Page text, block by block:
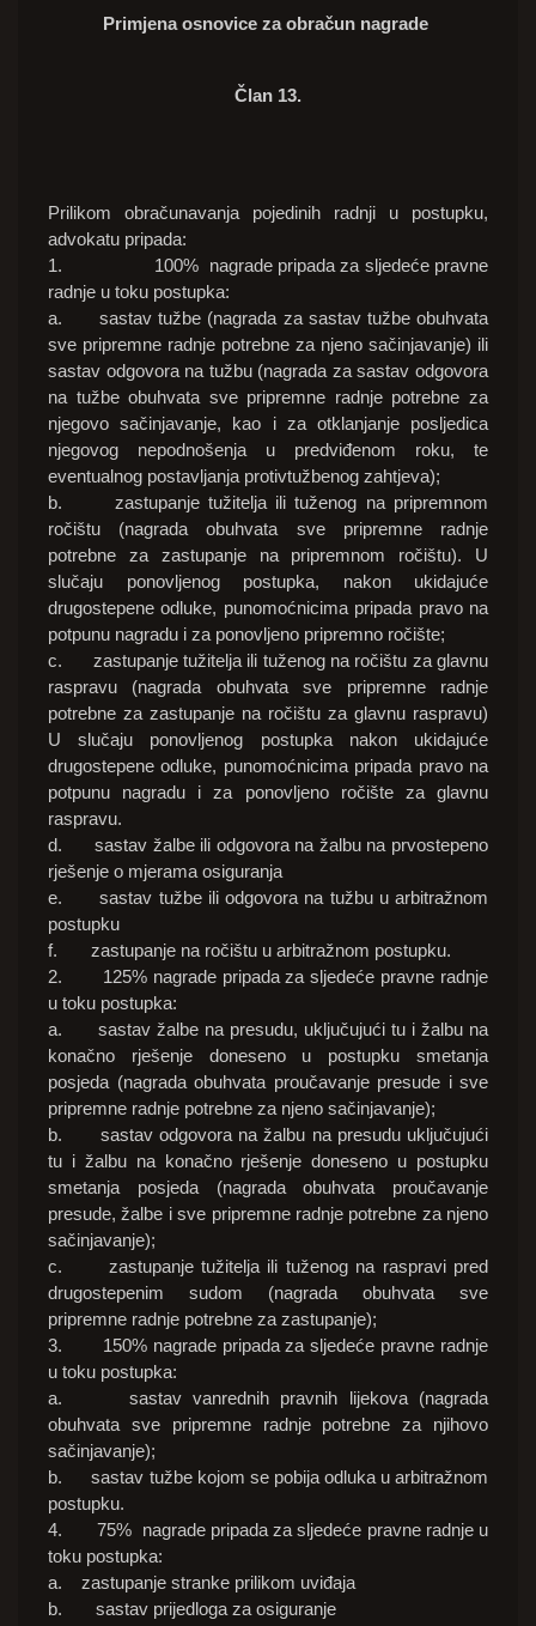
Primjena osnovice za obračun nagrade
Član 13.
Prilikom obračunavanja pojedinih radnji u postupku,
advokatu pripada:
1. 100% nagrade pripada za sljedeće pravne
radnje u toku postupka:
a. sastav tužbe (nagrada za sastav tužbe obuhvata
sve pripremne radnje potrebne za njeno sačinjavanje) ili
sastav odgovora na tužbu (nagrada za sastav odgovora
na tužbe obuhvata sve pripremne radnje potrebne za
njegovo sačinjavanje, kao i za otklanjanje posljedica
njegovog nepodnošenja u predviđenom roku, te
eventualnog postavljanja protivtužbenog zahtjeva);
b. zastupanje tužitelja ili tuženog na pripremnom
ročištu (nagrada obuhvata sve pripremne radnje
potrebne za zastupanje na pripremnom ročištu). U
slučaju ponovljenog postupka, nakon ukidajuće
drugostepene odluke, punomoćnicima pripada pravo na
potpunu nagradu i za ponovljeno pripremno ročište;
c. zastupanje tužitelja ili tuženog na ročištu za glavnu
raspravu (nagrada obuhvata sve pripremne radnje
potrebne za zastupanje na ročištu za glavnu raspravu)
U slučaju ponovljenog postupka nakon ukidajuće
drugostepene odluke, punomoćnicima pripada pravo na
potpunu nagradu i za ponovljeno ročište za glavnu
raspravu.
d. sastav žalbe ili odgovora na žalbu na prvostepeno
rješenje o mjerama osiguranja
e. sastav tužbe ili odgovora na tužbu u arbitražnom
postupku
f. zastupanje na ročištu u arbitražnom postupku.
2. 125% nagrade pripada za sljedeće pravne radnje
u toku postupka:
a. sastav žalbe na presudu, uključujući tu i žalbu na
konačno rješenje doneseno u postupku smetanja
posjeda (nagrada obuhvata proučavanje presude i sve
pripremne radnje potrebne za njeno sačinjavanje);
b. sastav odgovora na žalbu na presudu uključujući
tu i žalbu na konačno rješenje doneseno u postupku
smetanja posjeda (nagrada obuhvata proučavanje
presude, žalbe i sve pripremne radnje potrebne za njeno
sačinjavanje);
c. zastupanje tužitelja ili tuženog na raspravi pred
drugostepenim sudom (nagrada obuhvata sve
pripremne radnje potrebne za zastupanje);
3. 150% nagrade pripada za sljedeće pravne radnje
u toku postupka:
a. sastav vanrednih pravnih lijekova (nagrada
obuhvata sve pripremne radnje potrebne za njihovo
sačinjavanje);
b. sastav tužbe kojom se pobija odluka u arbitražnom
postupku.
4. 75% nagrade pripada za sljedeće pravne radnje u
toku postupka:
a. zastupanje stranke prilikom uviđaja
b. sastav prijedloga za osiguranje